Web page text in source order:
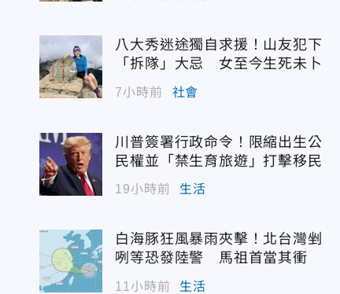
八大秀迷途獨自求援！山友犯下
「拆隊」大忌 女至今生死未卜
7小時前 社會
川普簽署行政命令！限縮出生公
民權並「禁生育旅遊」打擊移民
19小時前 生活
白海豚狂風暴雨夾擊！北台灣剉
咧等恐發陸警 馬祖首當其衝
11小時前 生活